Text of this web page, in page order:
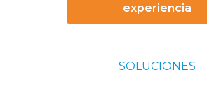
experiencia
SOLUCIONES